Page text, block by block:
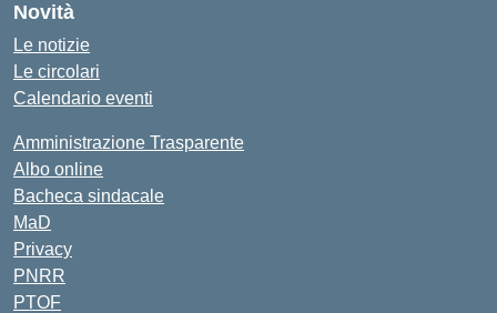
Novità
Le notizie
Le circolari
Calendario eventi
Amministrazione Trasparente
Albo online
Bacheca sindacale
MaD
Privacy
PNRR
PTOF